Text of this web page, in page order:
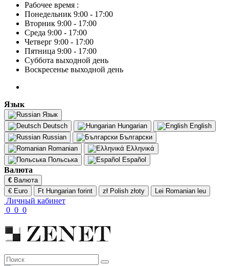
Рабочее время :
Понедельник 9:00 - 17:00
Вторник 9:00 - 17:00
Среда 9:00 - 17:00
Четверг 9:00 - 17:00
Пятница 9:00 - 17:00
Суббота выходной день
Воскресенье выходной день
Язык
Язык
Deutsch
Hungarian
English
Russian
Български
Romanian
Ελληνικά
Польська
Español
Валюта
€ Валюта
€ Euro
Ft Hungarian forint zł Polish złoty Lei Romanian leu
Личный кабинет
0 0 0